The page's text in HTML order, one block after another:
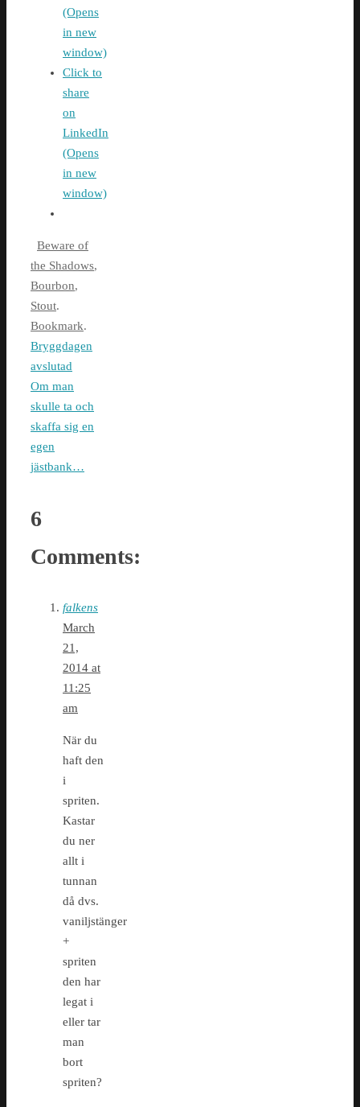
(Opens
in new
window)
Click to
share
on
LinkedIn
(Opens
in new
window)
Beware of
the Shadows,
Bourbon,
Stout.
Bookmark.
Bryggdagen
avslutad
Om man
skulle ta och
skaffa sig en
egen
jästbank…
6
Comments:
falkens
March
21,
2014 at
11:25
am
När du
haft den
i
spriten.
Kastar
du ner
allt i
tunnan
då dvs.
vaniljstänger
+
spriten
den har
legat i
eller tar
man
bort
spriten?